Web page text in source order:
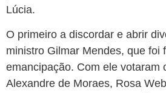
Lúcia.
O primeiro a discordar e abrir
ministro Gilmar Mendes, que foi
emancipação. Com ele votaram
Alexandre de Moraes, Rosa